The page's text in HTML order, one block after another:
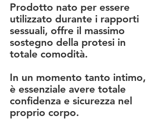
Prodotto nato per essere
utilizzato durante i rapporti
sessuali, offre il massimo
sostegno della protesi in
totale comodità.
In un momento tanto intimo,
è essenziale avere totale
confidenza e sicurezza nel
proprio corpo.